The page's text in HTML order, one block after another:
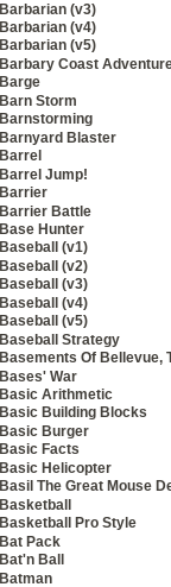
Barbarian (v3)
Barbarian (v4)
Barbarian (v5)
Barbary Coast
Barge
Barn Storm
Barnstorming
Barnyard Blaster
Barrel
Barrel Jump!
Barrier
Barrier Battle
Base Hunter
Baseball (v1)
Baseball (v2)
Baseball (v3)
Baseball (v4)
Baseball (v5)
Baseball Strategy
Basements Of Bellevue,
Bases' War
Basic Arithmetic
Basic Building Blocks
Basic Burger
Basic Facts
Basic Helicopter
Basil The Great Mouse
Basketball
Basketball Pro Style
Bat Pack
Bat'n Ball
Batman